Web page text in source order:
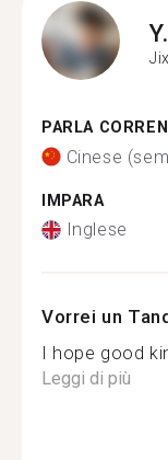
Y.
PARLA
Cinese
IMPARA
Inglese
Vorrei un
I hope good
Leggi di più